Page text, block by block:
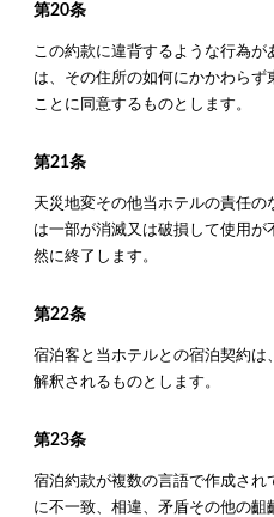
第20条
この約款に違背するような行為
は、その住所の如何にかかわら
ことに同意するものとします。
第21条
天災地変その他当ホテルの責任
は一部が消滅又は破損して使用
然に終了します。
第22条
宿泊客と当ホテルとの宿泊契約
解釈されるものとします。
第23条
宿泊約款が複数の言語で作成さ
に不一致、相違、矛盾その他の